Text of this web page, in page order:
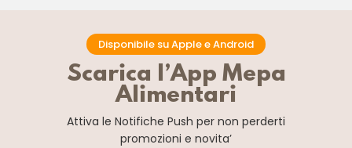
Disponibile su Apple e Android
Scarica l’App Mepa
Alimentari
Attiva le Notifiche Push per non perderti
promozioni e novita’